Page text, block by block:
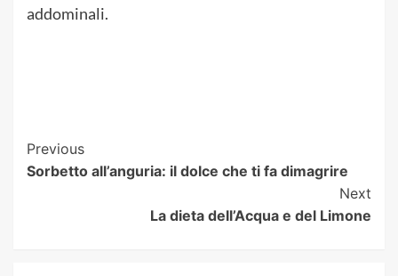
addominali.
Post
Navigation
Previous
Sorbetto all’anguria: il dolce che ti fa dimagrire
Next
La dieta dell’Acqua e del Limone